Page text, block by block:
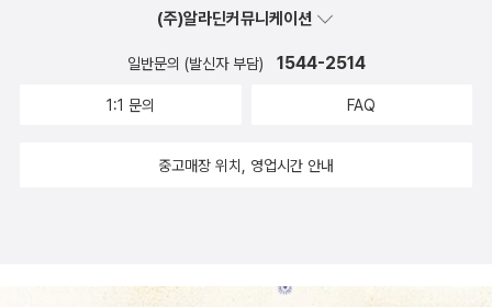
창’의 체호프 작품은 <청혼 소동>이다. 이번 달에 열리는 ‘대구 소극
진 단막극이다.오늘 저녁 5시에 하는 <청혼 소동> 마지막 공연을 예
말만 되면 왜 비가 내리는지. 주말의 비(雨)극이다.
에 대한 ‘얼붙은 도끼’의 은유처럼 그의 소설이 주는 불편함과 불안과
구조적 측면의 비(非)일관적 훼방이 불러일으키는 고통이기도 하지
만, 서사의 내용면에서 끊임없이 타자를 밀어내는 세계의 위계와 오
간과 인간사회의 추오를 들이밀어 독자들의 정체성과 실존을 위협하
해로부터 독자를 완강하게 추방하려는 듯하기만 하다. 첫 문장부터
리 박환덕 교수의 번역본은 예전 막스 브로트판을 옮긴 것이어서 역
설적으로 희소성이 있었다. 막스 브로트판과 비평판의 차이를 자세히
단편집은 <변신. 유형지에서>로 나와 있다. 비교해서 읽을 수 있는
(주)알라딘커뮤니케이션
일반문의 (발신자 부담) 1544-2514
1:1 문의 FAQ
중고매장 위치, 영업시간 안내